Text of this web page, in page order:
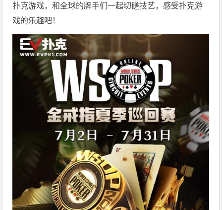
扑克游戏，和全球的牌手们一起切磋技艺，感受扑克游
戏的乐趣吧！